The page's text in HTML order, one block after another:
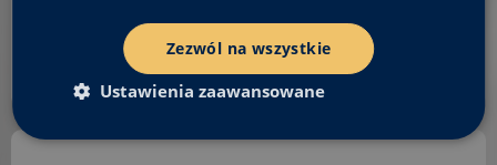
Zezwól na wszystkie
Ustawienia zaawansowane